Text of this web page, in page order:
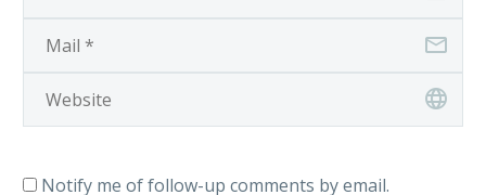
Notify me of follow-up comments by email.